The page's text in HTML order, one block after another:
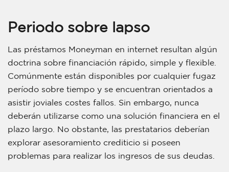
Periodo sobre lapso
Las préstamos Moneyman en internet resultan algún
doctrina sobre financiación rápido, simple y flexible.
Comúnmente están disponibles por cualquier fugaz
período sobre tiempo y se encuentran orientados a
asistir joviales costes fallos. Sin embargo, nunca
deberán utilizarse como una solución financiera en el
plazo largo. No obstante, las prestatarios deberían
explorar asesoramiento crediticio si poseen
problemas para realizar los ingresos de sus deudas.